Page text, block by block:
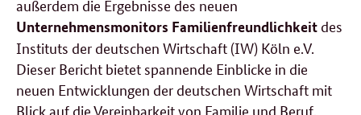
außerdem die Ergebnisse des neuen
Unternehmensmonitors Familienfreundlichkeit des
Instituts der deutschen Wirtschaft (IW) Köln e.V.
Dieser Bericht bietet spannende Einblicke in die
neuen Entwicklungen der deutschen Wirtschaft mit
Blick auf die Vereinbarkeit von Familie und Beruf.